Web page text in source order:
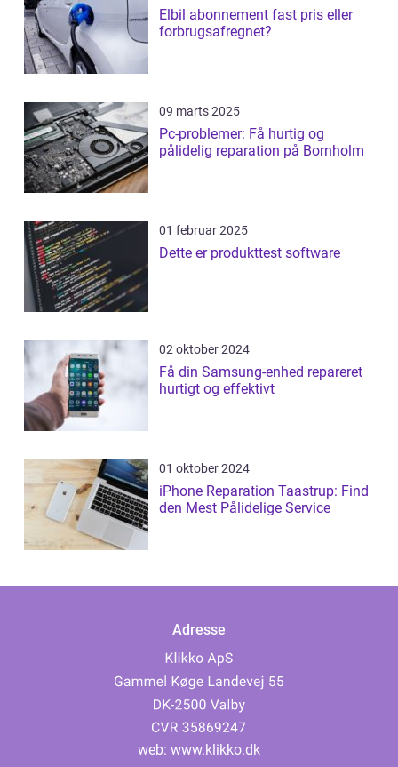
Elbil abonnement fast pris eller
forbrugsafregnet?
09 marts 2025
Pc-problemer: Få hurtig og
pålidelig reparation på Bornholm
01 februar 2025
Dette er produkttest software
02 oktober 2024
Få din Samsung-enhed repareret
hurtigt og effektivt
01 oktober 2024
iPhone Reparation Taastrup: Find
den Mest Pålidelige Service
Adresse
web: www.klikko.dk